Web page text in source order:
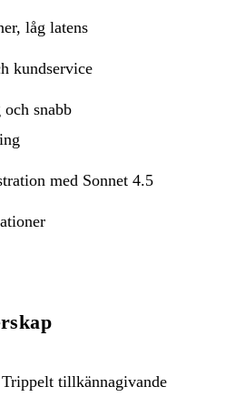
låg latens
kundservice
snabb
med Sonnet 4.5
tillkännagivande